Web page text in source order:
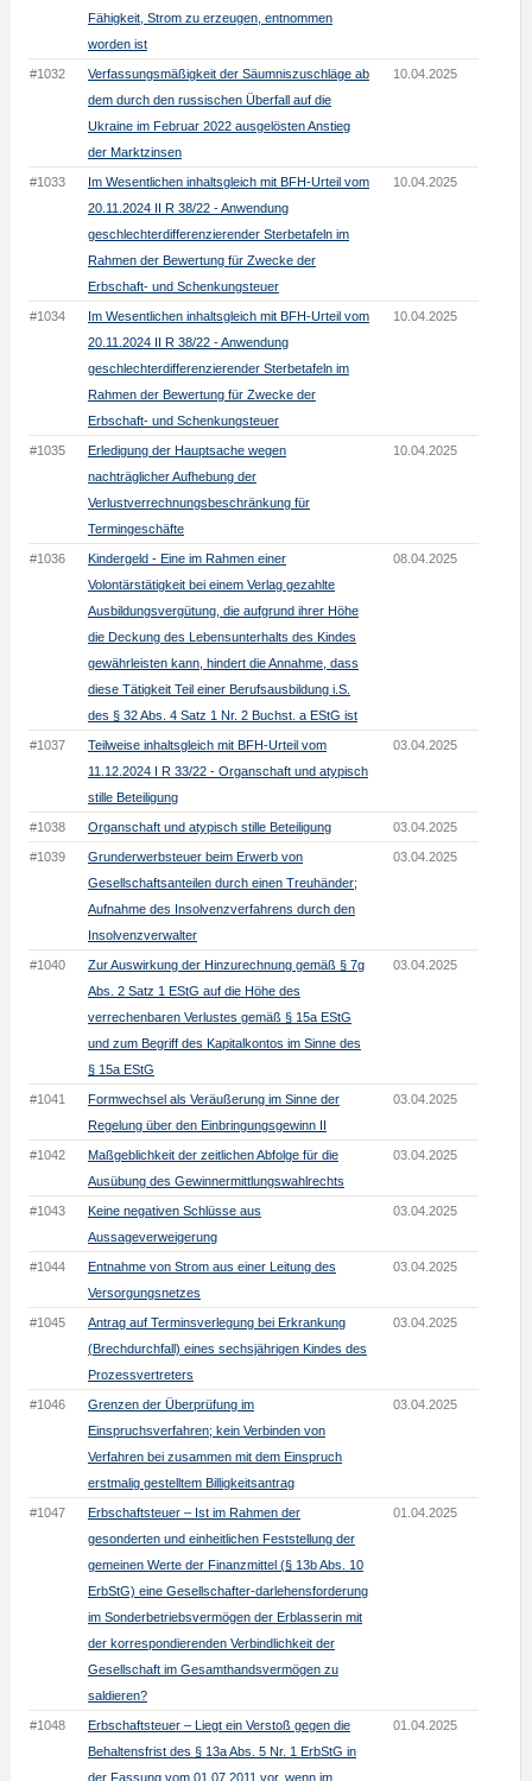
Fähigkeit, Strom zu erzeugen, entnommen
worden ist
#1032
Verfassungsmäßigkeit der Säumniszuschläge ab
dem durch den russischen Überfall auf die
Ukraine im Februar 2022 ausgelösten Anstieg
der Marktzinsen
10.04.2025
#1033
Im Wesentlichen inhaltsgleich mit BFH-Urteil vom
20.11.2024 II R 38/22 - Anwendung
geschlechterdifferenzierender Sterbetafeln im
Rahmen der Bewertung für Zwecke der
Erbschaft- und Schenkungsteuer
10.04.2025
#1034
Im Wesentlichen inhaltsgleich mit BFH-Urteil vom
20.11.2024 II R 38/22 - Anwendung
geschlechterdifferenzierender Sterbetafeln im
Rahmen der Bewertung für Zwecke der
Erbschaft- und Schenkungsteuer
10.04.2025
#1035
Erledigung der Hauptsache wegen
nachträglicher Aufhebung der
Verlustverrechnungsbeschränkung für
Termingeschäfte
10.04.2025
#1036
Kindergeld - Eine im Rahmen einer
Volontärstätigkeit bei einem Verlag gezahlte
Ausbildungsvergütung, die aufgrund ihrer Höhe
die Deckung des Lebensunterhalts des Kindes
gewährleisten kann, hindert die Annahme, dass
diese Tätigkeit Teil einer Berufsausbildung i.S.
des § 32 Abs. 4 Satz 1 Nr. 2 Buchst. a EStG ist
08.04.2025
#1037
Teilweise inhaltsgleich mit BFH-Urteil vom
11.12.2024 I R 33/22 - Organschaft und atypisch
stille Beteiligung
03.04.2025
#1038 Organschaft und atypisch stille Beteiligung 03.04.2025
#1039
Grunderwerbsteuer beim Erwerb von
Gesellschaftsanteilen durch einen Treuhänder;
Aufnahme des Insolvenzverfahrens durch den
Insolvenzverwalter
03.04.2025
#1040
Zur Auswirkung der Hinzurechnung gemäß § 7g
Abs. 2 Satz 1 EStG auf die Höhe des
verrechenbaren Verlustes gemäß § 15a EStG
und zum Begriff des Kapitalkontos im Sinne des
§ 15a EStG
03.04.2025
#1041
Formwechsel als Veräußerung im Sinne der
Regelung über den Einbringungsgewinn II
03.04.2025
#1042
Maßgeblichkeit der zeitlichen Abfolge für die
Ausübung des Gewinnermittlungswahlrechts
03.04.2025
#1043
Keine negativen Schlüsse aus
Aussageverweigerung
03.04.2025
#1044
Entnahme von Strom aus einer Leitung des
Versorgungsnetzes
03.04.2025
#1045
Antrag auf Terminsverlegung bei Erkrankung
(Brechdurchfall) eines sechsjährigen Kindes des
Prozessvertreters
03.04.2025
#1046
Grenzen der Überprüfung im
Einspruchsverfahren; kein Verbinden von
Verfahren bei zusammen mit dem Einspruch
erstmalig gestelltem Billigkeitsantrag
03.04.2025
#1047
Erbschaftsteuer – Ist im Rahmen der
gesonderten und einheitlichen Feststellung der
gemeinen Werte der Finanzmittel (§ 13b Abs. 10
ErbStG) eine Gesellschafter-darlehensforderung
im Sonderbetriebsvermögen der Erblasserin mit
der korrespondierenden Verbindlichkeit der
Gesellschaft im Gesamthandsvermögen zu
saldieren?
01.04.2025
#1048
Erbschaftsteuer – Liegt ein Verstoß gegen die
Behaltensfrist des § 13a Abs. 5 Nr. 1 ErbStG in
der Fassung vom 01.07.2011 vor, wenn im
01.04.2025